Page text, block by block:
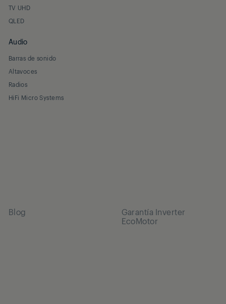
TV UHD
QLED
Audio
Barras de sonido
Altavoces
Radios
HiFi Micro Systems
Blog
Garantía Inverter
EcoMotor